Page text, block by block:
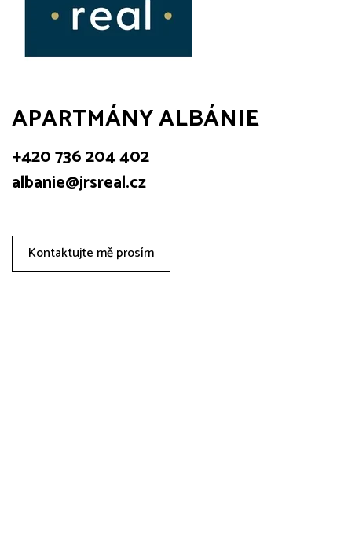
APARTMÁNY ALBÁNIE
+420 736 204 402
albanie@jrsreal.cz
Kontaktujte mě prosím